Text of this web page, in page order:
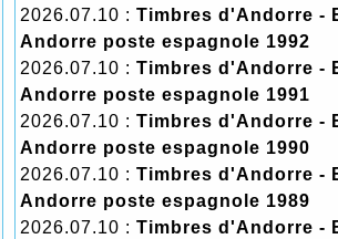
2026.07.10 : Timbres d'Andorre -
Andorre poste espagnole 1992
2026.07.10 : Timbres d'Andorre -
Andorre poste espagnole 1991
2026.07.10 : Timbres d'Andorre -
Andorre poste espagnole 1990
2026.07.10 : Timbres d'Andorre -
Andorre poste espagnole 1989
2026.07.10 : Timbres d'Andorre -